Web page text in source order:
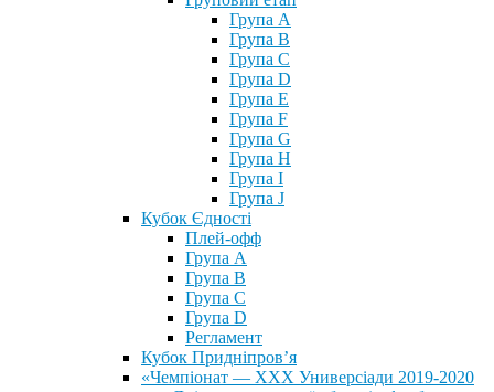
Група A
Група B
Група C
Група D
Група E
Група F
Група G
Група H
Група I
Група J
Кубок Єдності
Плей-офф
Група А
Група В
Група С
Група D
Регламент
Кубок Придніпров’я
«Чемпіонат — ХХХ Универсіади 2019-2020